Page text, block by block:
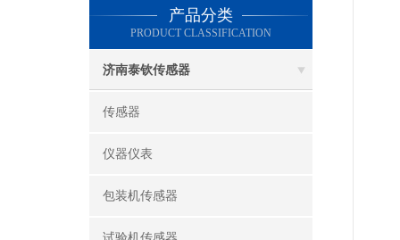
产品分类
PRODUCT CLASSIFICATION
济南泰钦传感器
传感器
仪器仪表
包装机传感器